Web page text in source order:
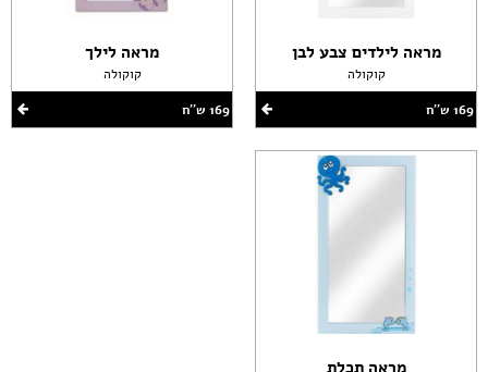
מראה לילדים צבע לבן
קוקולה
169 ש''ח
מראה תכלת
מראה לילך
קוקולה
169 ש''ח